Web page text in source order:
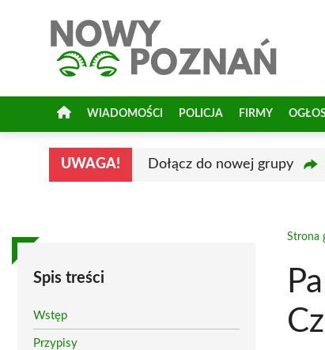
WIADOMOŚCI POLICJA FIRMY
UWAGA! Dołącz do nowej grupy
Spis treści
Wstęp
Przypisy
Strona